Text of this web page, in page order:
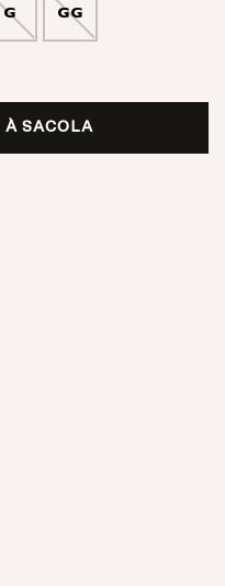
G GG
À SACOLA